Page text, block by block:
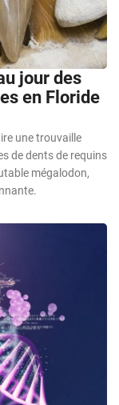
jour des
en Floride
une trouvaille
de dents de requins
mégalodon,